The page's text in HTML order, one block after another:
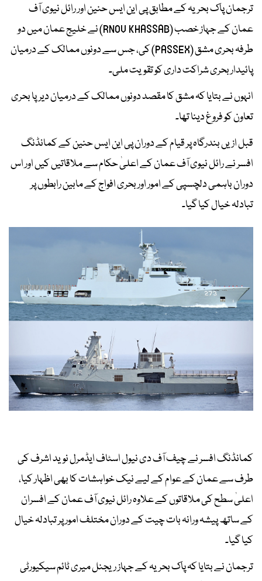
ترجمان پاک بحریہ کے مطابق پی این ایس حنین اور رائل نیوی آف
عمان کے جہاز خصب (RNOV KHASSAB) نے خلیج عمان میں دو
طرفہ بحری مشق (PASSEX) کی، جس سے دونوں ممالک کے درمیان
پائیدار بحری شراکت داری کو تقویت ملی۔
انہوں نے بتایا کہ مشق کا مقصد دونوں ممالک کے درمیان دیرپا بحری
تعاون کو فروغ دینا تھا۔
قبل ازیں بندرگاہ پر قیام کے دوران پی این ایس حنین کے کمانڈنگ
افسر نے رائل نیوی آف عمان کے اعلیٰ حکام سے ملاقاتیں کیں اور اس
دوران باہمی دلچسپی کے امور اور بحری افواج کے مابین رابطوں پر
تبادلہ خیال کیا گیا۔
کمانڈنگ افسر نے چیف آف دی نیول اسٹاف ایڈمرل نوید اشرف کی
طرف سے عمان کے عوام کے لیے نیک خواہشات کا بھی اظہار کیا،
اعلیٰ سطح کی ملاقاتوں کے علاوہ رائل نیوی آف عمان کے افسران
کے ساتھ پیشہ ورانہ بات چیت کے دوران مختلف امور پر تبادلہ خیال
کیا گیا۔
ترجمان نے بتایا کہ پاک بحریہ کے جہاز ریجنل میری ٹائم سیکیورٹی